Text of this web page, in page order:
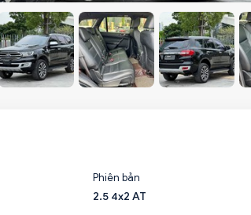
Phiên bản
2.5 4x2 AT